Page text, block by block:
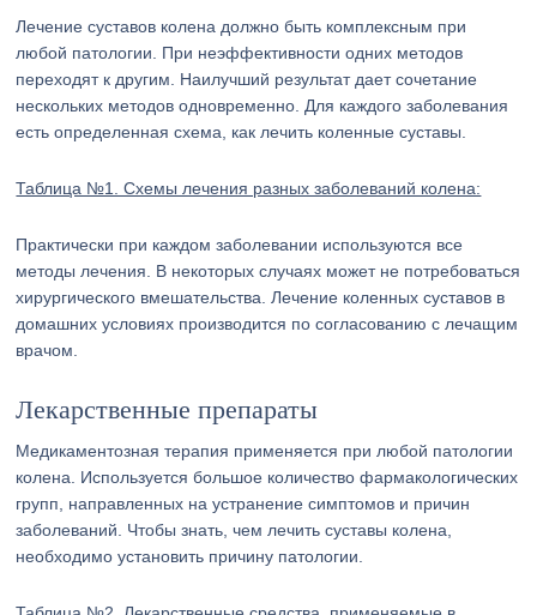
Лечение суставов колена должно быть комплексным при
любой патологии. При неэффективности одних методов
переходят к другим. Наилучший результат дает сочетание
нескольких методов одновременно. Для каждого заболевания
есть определенная схема, как лечить коленные суставы.
Таблица №1. Схемы лечения разных заболеваний колена:
Практически при каждом заболевании используются все
методы лечения. В некоторых случаях может не потребоваться
хирургического вмешательства. Лечение коленных суставов в
домашних условиях производится по согласованию с лечащим
врачом.
Лекарственные препараты
Медикаментозная терапия применяется при любой патологии
колена. Используется большое количество фармакологических
групп, направленных на устранение симптомов и причин
заболеваний. Чтобы знать, чем лечить суставы колена,
необходимо установить причину патологии.